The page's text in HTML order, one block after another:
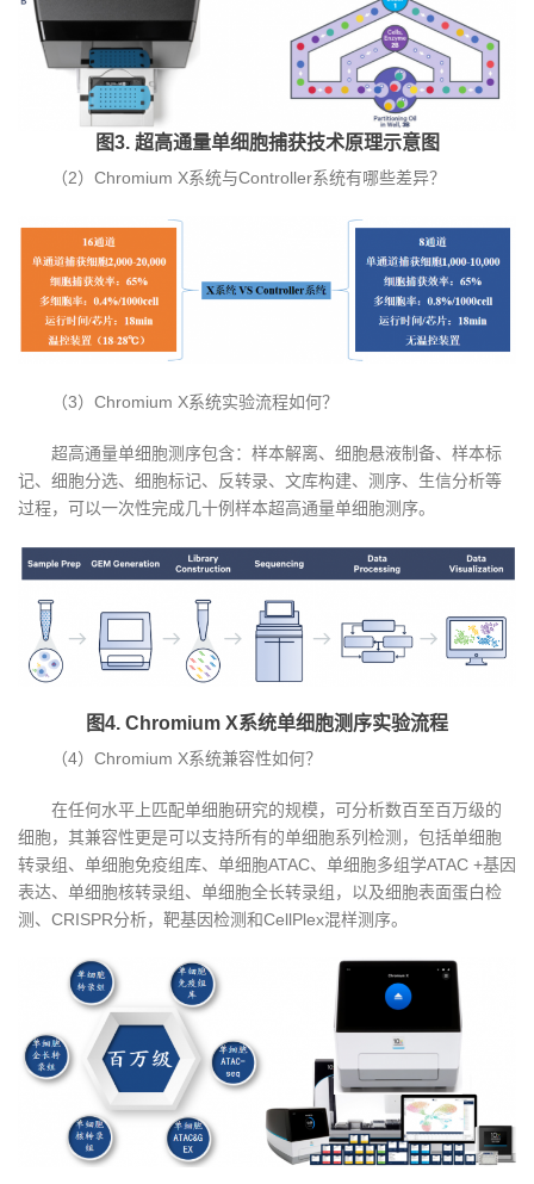
图3. 超高通量单细胞捕获技术原理示意图
（2）Chromium X系统与Controller系统有哪些差异？
（3）Chromium X系统实验流程如何？
超高通量单细胞测序包含：样本解离、细胞悬液制备、样本标
记、细胞分选、细胞标记、反转录、文库构建、测序、生信分析等
过程，可以一次性完成几十例样本超高通量单细胞测序。
图4. Chromium X系统单细胞测序实验流程
（4）Chromium X系统兼容性如何？
在任何水平上匹配单细胞研究的规模，可分析数百至百万级的
细胞，其兼容性更是可以支持所有的单细胞系列检测，包括单细胞
转录组、单细胞免疫组库、单细胞ATAC、单细胞多组学ATAC +基因
表达、单细胞核转录组、单细胞全长转录组，以及细胞表面蛋白检
测、CRISPR分析，靶基因检测和CellPlex混样测序。